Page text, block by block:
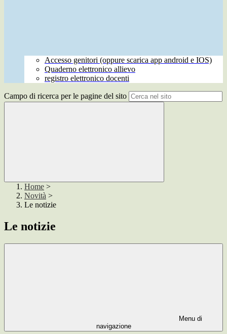
Accesso genitori (oppure scarica app android e IOS)
Quaderno elettronico allievo
registro elettronico docenti
Campo di ricerca per le pagine del sito
Home >
Novità >
Le notizie
Le notizie
Menu di
navigazione